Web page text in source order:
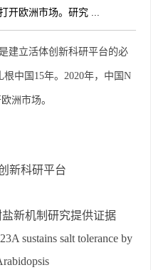
开欧洲市场。研究 ...
建立活体创新科研平台的必
根中国 15年。 2020年，中国 N
洲市场。
新科研平台
新机制研究提供证据
sustains salt tolerance by